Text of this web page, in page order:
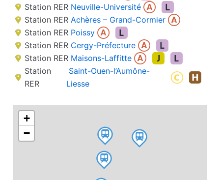
Station RER Neuville-Université
Station RER Achères – Grand-Cormier
Station RER Poissy
Station RER Cergy-Préfecture
Station RER Maisons-Laffitte
Station
RER
Saint-Ouen-l’Aumône-
Liesse
+
−